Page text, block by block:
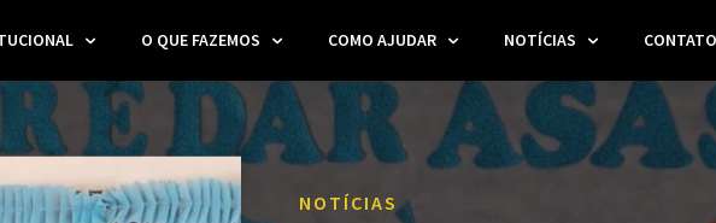
O QUE FAZEMOS COMO AJUDAR NOTÍCIAS CONTATO
NOTÍCIAS